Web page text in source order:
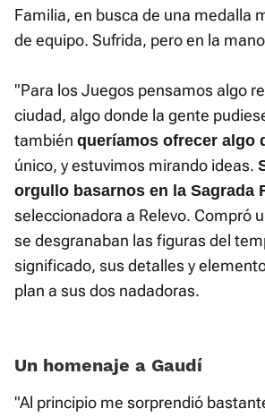
Familia, en busca de una medalla
de equipo. Sufrida, pero en la
"Para los Juegos pensamos algo
ciudad, algo donde la gente
también queríamos ofrecer algo
único, y estuvimos mirando ideas.
orgullo basarnos en la Sagrada
seleccionadora a Relevo. Compró
se desgranaban las figuras del
significado, sus detalles y
plan a sus dos nadadoras.
Un homenaje a Gaudí
"Al principio me sorprendió